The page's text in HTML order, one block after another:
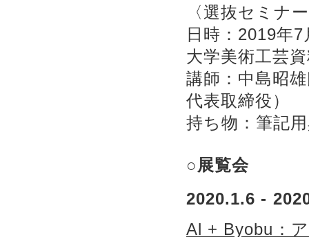
〈選抜セミナ
日時：2019年
大学美術工芸
講師：中島昭
代表取締役）
持ち物：筆記
○展覧会
2020.1.6 -
Al + Byobu：